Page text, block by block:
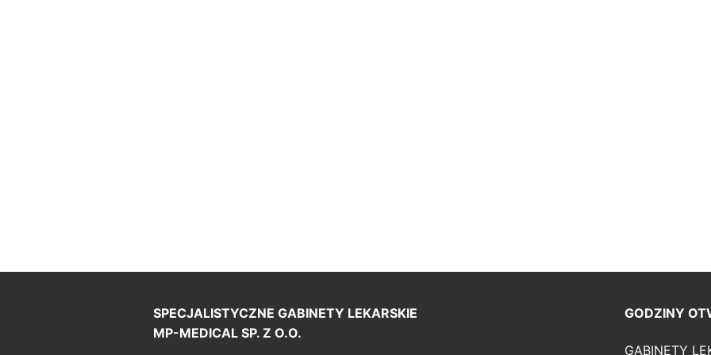
SPECJALISTYCZNE GABINETY LEKARSKIE
MP-MEDICAL SP. Z O.O.
GODZINY
GABINETY